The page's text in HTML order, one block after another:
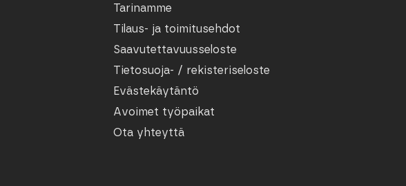
Tarinamme
Tilaus- ja toimitusehdot
Saavutettavuusseloste
Tietosuoja- / rekisteriseloste
Evästekäytäntö
Avoimet työpaikat
Ota yhteyttä